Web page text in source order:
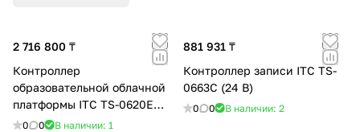
2 716 800 ₸
Контроллер
образовательной облачной
платформы ITC TS-0620E
(240 В)
0 0 В наличии: 1
881 931 ₸
Контроллер записи ITC TS-
0663C (24 В)
0 0 В наличии: 2